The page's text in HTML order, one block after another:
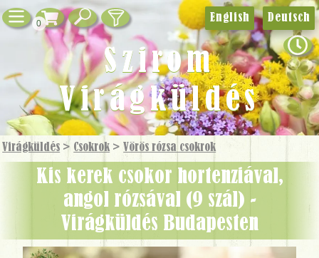
0
Virágküldés > Csokrok > Vörös rózsa csokrok
Kis kerek csokor hortenziával,
angol rózsával (9 szál) -
Virágküldés Budapesten
English Deutsch
Szirom
Virágküldés